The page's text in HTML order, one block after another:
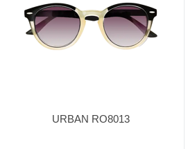
URBAN RO8013